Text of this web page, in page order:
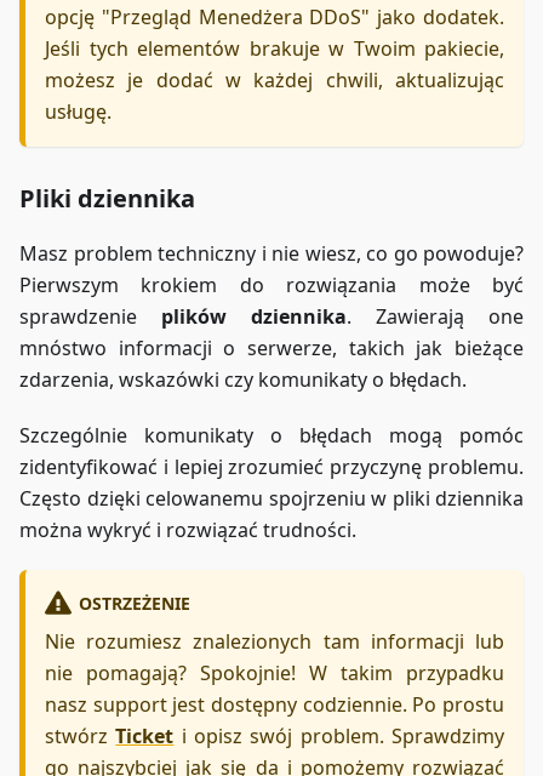
opcję "Przegląd Menedżera DDoS" jako dodatek.
Jeśli tych elementów brakuje w Twoim pakiecie,
możesz je dodać w każdej chwili, aktualizując
usługę.
Pliki dziennika
Masz problem techniczny i nie wiesz, co go powoduje?
Pierwszym krokiem do rozwiązania może być
sprawdzenie plików dziennika. Zawierają one
mnóstwo informacji o serwerze, takich jak bieżące
zdarzenia, wskazówki czy komunikaty o błędach.
Szczególnie komunikaty o błędach mogą pomóc
zidentyfikować i lepiej zrozumieć przyczynę problemu.
Często dzięki celowanemu spojrzeniu w pliki dziennika
można wykryć i rozwiązać trudności.
OSTRZEŻENIE
Nie rozumiesz znalezionych tam informacji lub
nie pomagają? Spokojnie! W takim przypadku
nasz support jest dostępny codziennie. Po prostu
stwórzTicket i opisz swój problem. Sprawdzimy
go najszybciej jak się da i pomożemy rozwiązać